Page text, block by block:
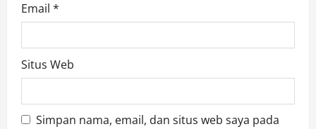
Email *
Situs Web
Simpan nama, email, dan situs web saya pada